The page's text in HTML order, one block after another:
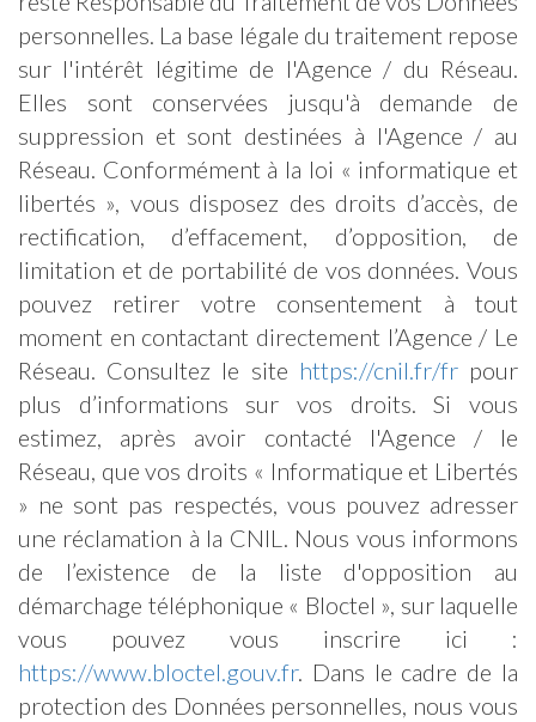
personnelles. La base légale du traitement repose
sur l'intérêt légitime de l'Agence / du Réseau.
Elles sont conservées jusqu'à demande de
suppression et sont destinées à l'Agence / au
Réseau. Conformément à la loi « informatique et
libertés », vous disposez des droits d’accès, de
rectification, d’effacement, d’opposition, de
limitation et de portabilité de vos données. Vous
pouvez retirer votre consentement à tout
moment en contactant directement l’Agence / Le
Réseau. Consultez le site https://cnil.fr/frpour
plus d’informations sur vos droits. Si vous
estimez, après avoir contacté l'Agence / le
Réseau, que vos droits « Informatique et Libertés
» ne sont pas respectés, vous pouvez adresser
une réclamation à la CNIL. Nous vous informons
de l’existence de la liste d'opposition au
démarchage téléphonique « Bloctel », sur laquelle
vous pouvez vous inscrire ici :
https://www.bloctel.gouv.fr. Dans le cadre de la
protection des Données personnelles, nous vous